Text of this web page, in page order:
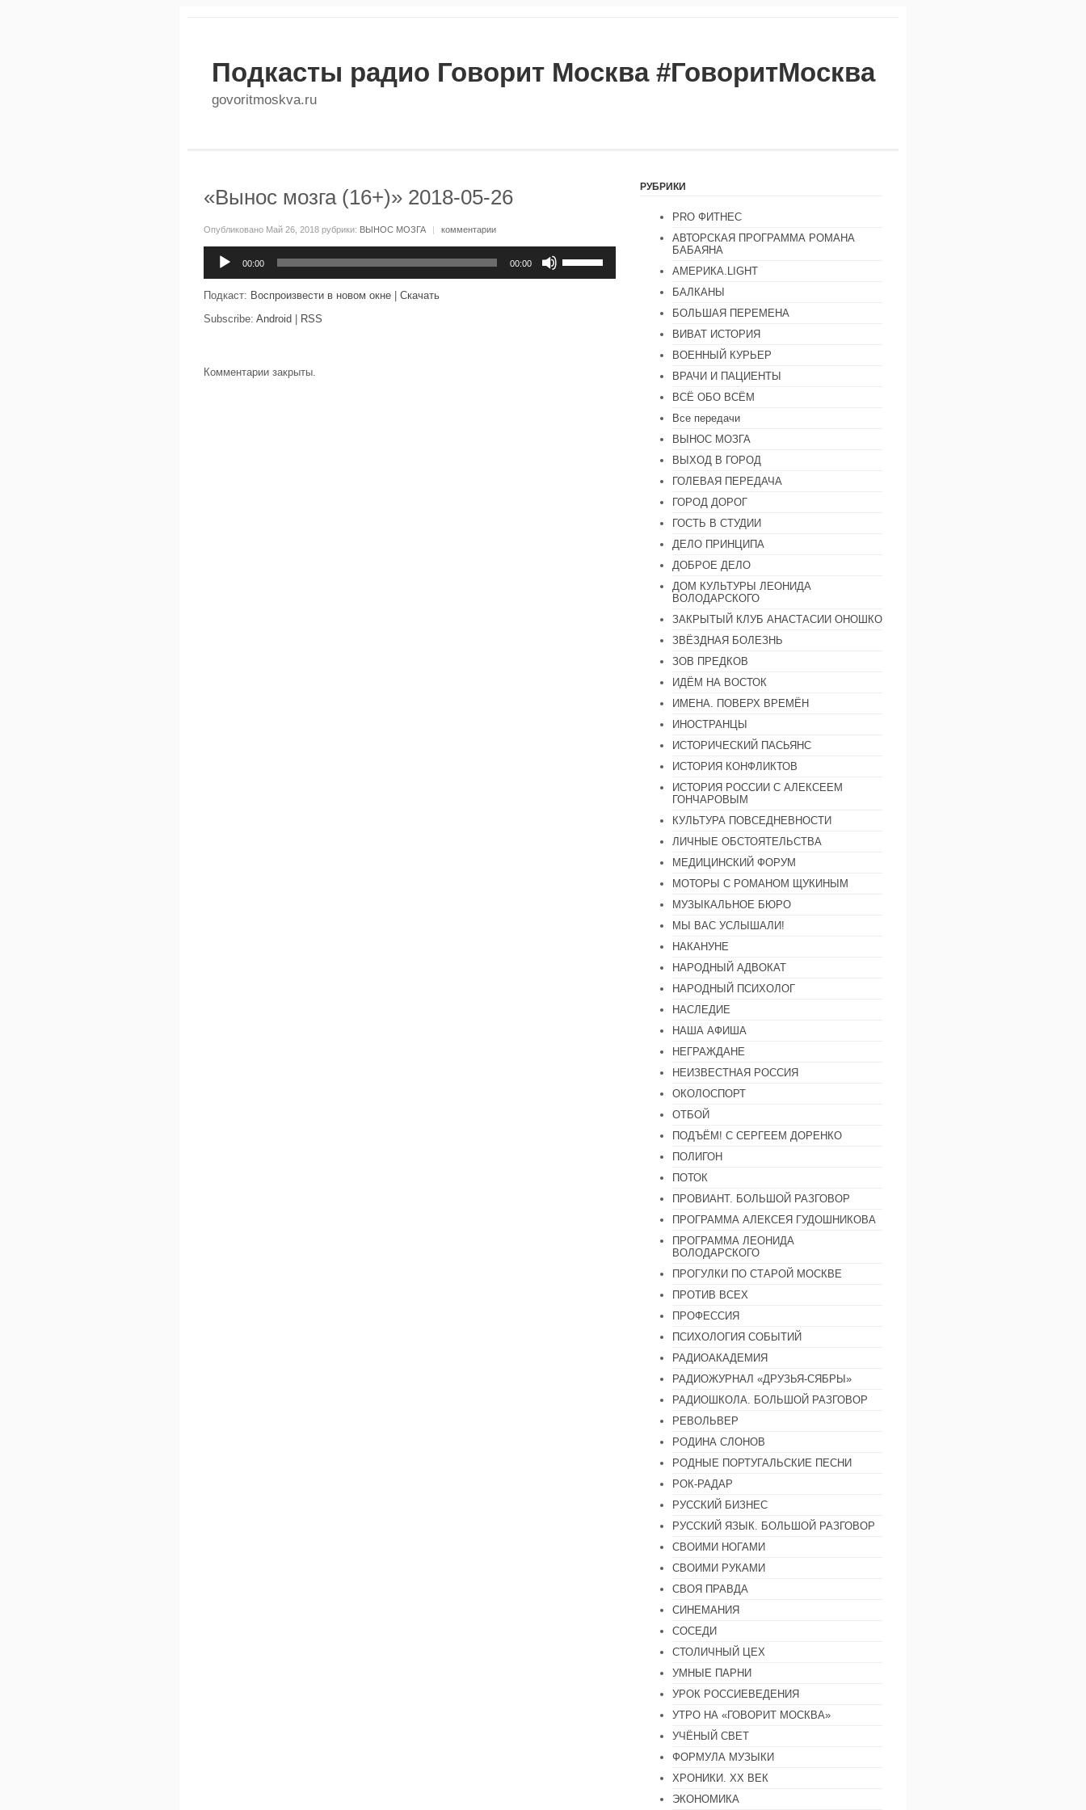
Подкасты радио Говорит Москва #ГоворитМосква
govoritmoskva.ru
«Вынос мозга (16+)» 2018-05-26
Опубликовано Май 26, 2018 рубрики: ВЫНОС МОЗГА | комментарии
00:00 00:00
клавиши
Подкаст: Воспроизвести в новом окне
Скачать
Subscribe: Android RSS
Комментарии закрыты.
РУБРИКИ
PRO ФИТНЕС
АВТОРСКАЯ ПРОГРАММА РОМАНА
БАБАЯНА
АМЕРИКА.LIGHT
БАЛКАНЫ
БОЛЬШАЯ ПЕРЕМЕНА
ВИВАТ ИСТОРИЯ
ВОЕННЫЙ КУРЬЕР
ВРАЧИ И ПАЦИЕНТЫ
ВСЁ ОБО ВСЁМ
Все передачи
ВЫНОС МОЗГА
ВЫХОД В ГОРОД
ГОЛЕВАЯ ПЕРЕДАЧА
ГОРОД ДОРОГ
ГОСТЬ В СТУДИИ
ДЕЛО ПРИНЦИПА
ДОБРОЕ ДЕЛО
ДОМ КУЛЬТУРЫ ЛЕОНИДА
ВОЛОДАРСКОГО
ЗАКРЫТЫЙ КЛУБ АНАСТАСИИ ОНОШКО
ЗВЁЗДНАЯ БОЛЕЗНЬ
ЗОВ ПРЕДКОВ
ИДЁМ НА ВОСТОК
ИМЕНА. ПОВЕРХ ВРЕМЁН
ИНОСТРАНЦЫ
ИСТОРИЧЕСКИЙ ПАСЬЯНС
ИСТОРИЯ КОНФЛИКТОВ
ИСТОРИЯ РОССИИ С АЛЕКСЕЕМ
ГОНЧАРОВЫМ
КУЛЬТУРА ПОВСЕДНЕВНОСТИ
ЛИЧНЫЕ ОБСТОЯТЕЛЬСТВА
МЕДИЦИНСКИЙ ФОРУМ
МОТОРЫ С РОМАНОМ ЩУКИНЫМ
МУЗЫКАЛЬНОЕ БЮРО
МЫ ВАС УСЛЫШАЛИ!
НАКАНУНЕ
НАРОДНЫЙ АДВОКАТ
НАРОДНЫЙ ПСИХОЛОГ
НАСЛЕДИЕ
НАША АФИША
НЕГРАЖДАНЕ
НЕИЗВЕСТНАЯ РОССИЯ
ОКОЛОСПОРТ
ОТБОЙ
ПОДЪЁМ! С СЕРГЕЕМ ДОРЕНКО
ПОЛИГОН
ПОТОК
ПРОВИАНТ. БОЛЬШОЙ РАЗГОВОР
ПРОГРАММА АЛЕКСЕЯ ГУДОШНИКОВА
ПРОГРАММА ЛЕОНИДА
ВОЛОДАРСКОГО
ПРОГУЛКИ ПО СТАРОЙ МОСКВЕ
ПРОТИВ ВСЕХ
ПРОФЕССИЯ
ПСИХОЛОГИЯ СОБЫТИЙ
РАДИОАКАДЕМИЯ
РАДИОЖУРНАЛ «ДРУЗЬЯ-СЯБРЫ»
РАДИОШКОЛА. БОЛЬШОЙ РАЗГОВОР
РЕВОЛЬВЕР
РОДИНА СЛОНОВ
РОДНЫЕ ПОРТУГАЛЬСКИЕ ПЕСНИ
РОК-РАДАР
РУССКИЙ БИЗНЕС
РУССКИЙ ЯЗЫК. БОЛЬШОЙ РАЗГОВОР
СВОИМИ НОГАМИ
СВОИМИ РУКАМИ
СВОЯ ПРАВДА
СИНЕМАНИЯ
СОСЕДИ
СТОЛИЧНЫЙ ЦЕХ
УМНЫЕ ПАРНИ
УРОК РОССИЕВЕДЕНИЯ
УТРО НА «ГОВОРИТ МОСКВА»
УЧЁНЫЙ СВЕТ
ФОРМУЛА МУЗЫКИ
ХРОНИКИ. ХХ ВЕК
ЭКОНОМИКА